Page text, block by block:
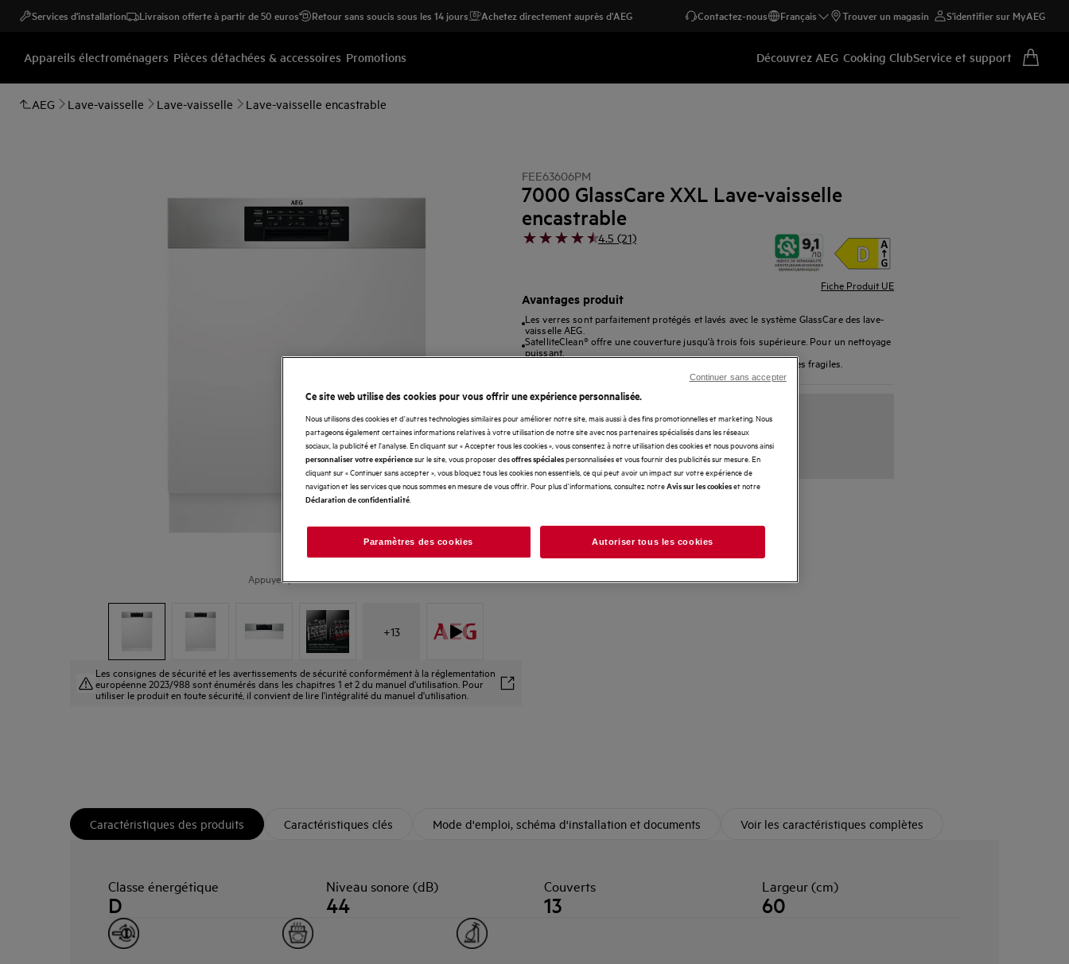
Services d'installation Livraison offerte à partir de 50 euros Retour sans soucis sous les 14 jours Achetez directement auprès d'AEG Contactez-nous Français Trouver un magasin S'identifier sur MyAEG
Appareils électroménagers Pièces détachées & accessoires Promotions Découvrez AEG Cooking ClubService et support
AEG Lave-vaisselle Lave-vaisselle Lave-vaisselle encastrable
Appuyez pour zoomer
+13
Les consignes de sécurité et les avertissements de sécurité conformément à la réglementation
européenne 2023/988 sont énumérés dans les chapitres 1 et 2 du manuel d'utilisation. Pour
utiliser le produit en toute sécurité, il convient de lire l'intégralité du manuel d'utilisation.
FEE63606PM
7000 GlassCare XXL Lave-vaisselle
encastrable
4.5 (21)
Fiche Produit UE
Avantages produit
Les verres sont parfaitement protégés et lavés avec le système GlassCare des lave-
vaisselle AEG.
SatelliteClean® offre une couverture jusqu'à trois fois supérieure. Pour un nettoyage
puissant.
SoftSpikes® et SoftGrips, pour protéger et immobiliser les verres fragiles.
Caractéristiques des produits Caractéristiques clés Mode d'emploi, schéma d'installation et documents Voir les caractéristiques complètes
Classe énergétique
D
Niveau sonore (dB)
44
Couverts
13
Largeur (cm)
60
Ce site web utilise des cookies pour vous offrir une expérience personnalisée.
Nous utilisons des cookies et d'autres technologies similaires pour améliorer notre site, mais aussi à des fins promotionnelles et marketing. Nous
partageons également certaines informations relatives à votre utilisation de notre site avec nos partenaires spécialisés dans les réseaux
sociaux, la publicité et l'analyse. En cliquant sur « Accepter tous les cookies », vous consentez à notre utilisation des cookies et nous pouvons ainsi
personnaliser votre expériencesur le site, vous proposer desoffres spécialespersonnalisées et vous fournir des publicités sur mesure. En
cliquant sur « Continuer sans accepter », vous bloquez tous les cookies non essentiels, ce qui peut avoir un impact sur votre expérience de
navigation et les services que nous sommes en mesure de vous offrir. Pour plus d'informations, consultez notreAvis sur les cookieset notre
Déclaration de confidentialité
Paramètres des cookies Autoriser tous les cookies
Continuer sans accepter